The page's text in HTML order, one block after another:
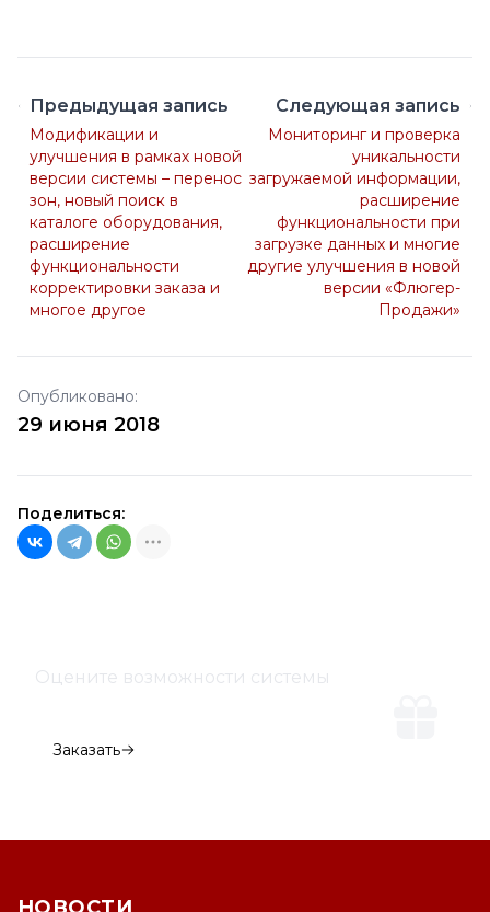
Опубликовано:
29 июня 2018
Поделиться:
Оцените возможности системы
Заказать
Предыдущая запись
Модификации и
улучшения в рамках новой
версии системы – перенос
зон, новый поиск в
каталоге оборудования,
расширение
функциональности
корректировки заказа и
многое другое
Следующая запись
Мониторинг и проверка
уникальности
загружаемой информации,
расширение
функциональности при
загрузке данных и многие
другие улучшения в новой
версии «Флюгер-
Продажи»